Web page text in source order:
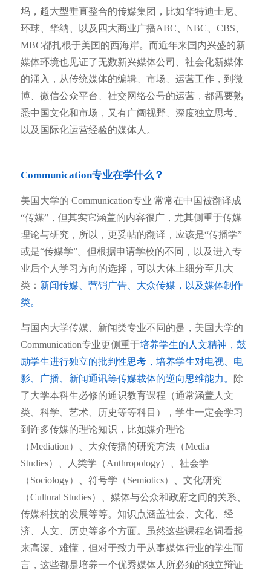
坞，超大型垂直整合的传媒集团，比如华特迪士尼、
环球、华纳、以及四大商业广播ABC、NBC、CBS、
MBC都扎根于美国的西海岸。而近年来国内兴盛的新
媒体环境也见证了无数新兴媒体公司、社会化新媒体
的涌入，从传统媒体的编辑、市场、运营工作，到微
博、微信公众平台、社交网络公号的运营，都需要熟
悉中国文化和市场，又有广阔视野、深度独立思考、
以及国际化运营经验的媒体人。
Communication专业在学什么？
美国大学的 Communication专业 常常在中国被翻译成
“传媒”，但其实它涵盖的内容很广，尤其侧重于传媒
理论与研究，所以，更妥帖的翻译，应该是“传播学”
或是“传媒学”。但根据申请学校的不同，以及进入专
业后个人学习方向的选择，可以大体上细分至几大
类： 新闻传媒、营销广告、大众传媒，以及媒体制作
类。
与国内大学传媒、新闻类专业不同的是，美国大学的
Communication专业更侧重于培养学生的人文精神，鼓
励学生进行独立的批判性思考，培养学生对电视、电
影、广播、新闻通讯等传媒载体的逆向思维能力。
除
了大学本科生必修的通识教育课程（通常涵盖人文
类、科学、艺术、历史等等科目），学生一定会学习
到许多传媒的理论知识，比如媒介理论
（Mediation）、大众传播的研究方法（Media
Studies）、人类学（Anthropology）、社会学
（Sociology）、符号学（Semiotics）、文化研究
（Cultural Studies）、媒体与公众和政府之间的关系、
传媒科技的发展等等。知识点涵盖社会、文化、经
济、人文、历史等多个方面。虽然这些课程名词看起
来高深、难懂，但对于致力于从事媒体行业的学生而
言，这些都是培养一个优秀媒体人所必须的独立辩证